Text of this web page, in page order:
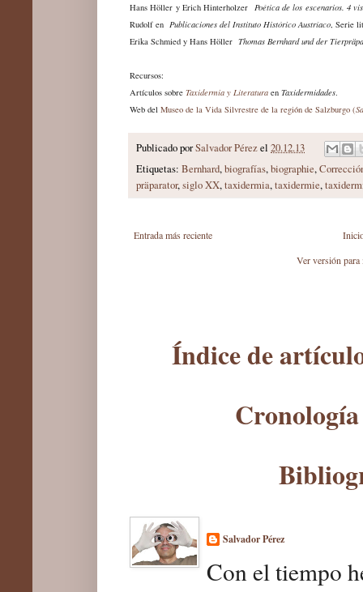
Hans Höller y Erich Hinterholzer Poética de los escenarios. 4
Rudolf en Publicaciones del Instituto Histórico Austríaco, Serie
Erika Schmied y Hans Höller Thomas Bernhard und der
Recursos:
Artículos sobre Taxidermia y Literatura en Taxidermidades.
Web del Museo de la Vida Silvrestre de la región de Salzburgo (
Publicado porSalvador Pérezel 20.12.13
Etiquetas: Bernhard,biografías,biographie,
präparator,siglo XX,taxidermia,taxidermie,
Entrada más reciente
Ver versión para
Índice de
Salvador Pérez
Con el tiempo